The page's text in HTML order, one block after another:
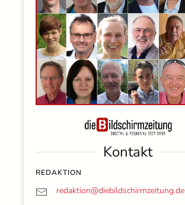
Kontakt
REDAKTION
redaktion@diebildschirmzeitung.de